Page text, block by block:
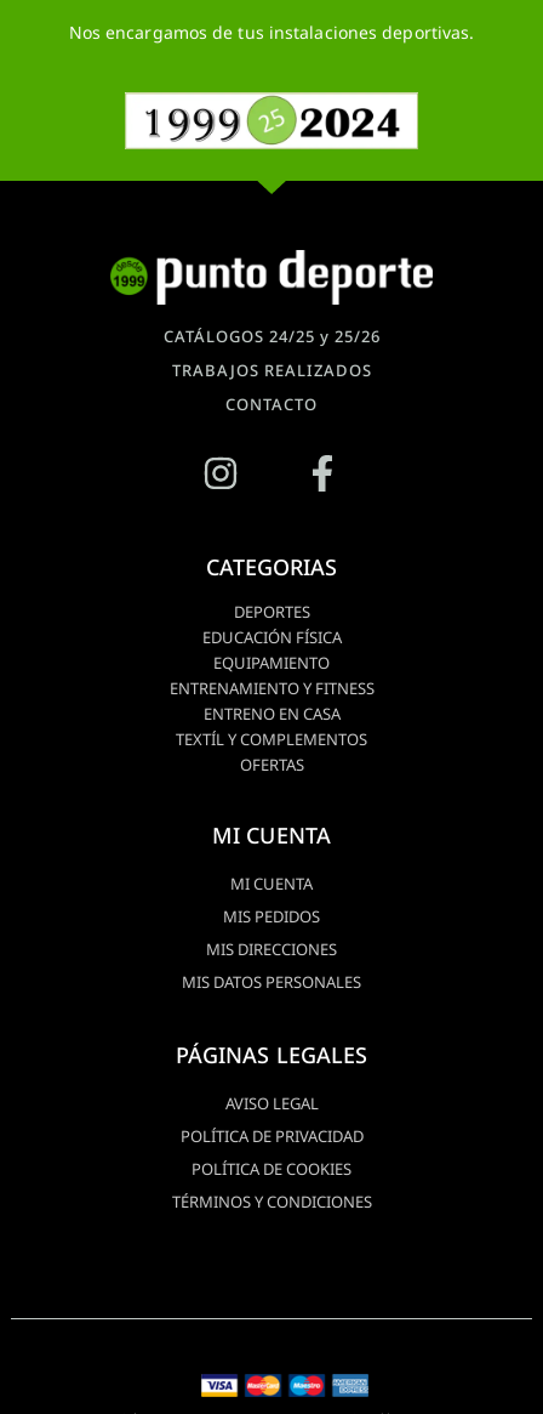
Nos encargamos de tus instalaciones deportivas.
CATÁLOGOS 24/25 y 25/26
TRABAJOS REALIZADOS
CONTACTO
CATEGORIAS
DEPORTES
EDUCACIÓN FÍSICA
EQUIPAMIENTO
ENTRENAMIENTO Y FITNESS
ENTRENO EN CASA
TEXTÍL Y COMPLEMENTOS
OFERTAS
MI CUENTA
MI CUENTA
MIS PEDIDOS
MIS DIRECCIONES
MIS DATOS PERSONALES
PÁGINAS LEGALES
AVISO LEGAL
POLÍTICA DE PRIVACIDAD
POLÍTICA DE COOKIES
TÉRMINOS Y CONDICIONES